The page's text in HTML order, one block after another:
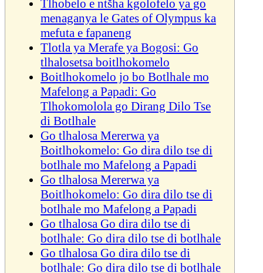
Tlhobelo e ntšha kgolofelo ya go
menaganya le Gates of Olympus ka
mefuta e fapaneng
Tlotla ya Merafe ya Bogosi: Go
tlhalosetsa boitlhokomelo
Boitlhokomelo jo bo Botlhale mo
Mafelong a Papadi: Go
Tlhokomolola go Dirang Dilo Tse
di Botlhale
Go tlhalosa Mererwa ya
Boitlhokomelo: Go dira dilo tse di
botlhale mo Mafelong a Papadi
Go tlhalosa Mererwa ya
Boitlhokomelo: Go dira dilo tse di
botlhale mo Mafelong a Papadi
Go tlhalosa Go dira dilo tse di
botlhale: Go dira dilo tse di botlhale
Go tlhalosa Go dira dilo tse di
botlhale: Go dira dilo tse di botlhale